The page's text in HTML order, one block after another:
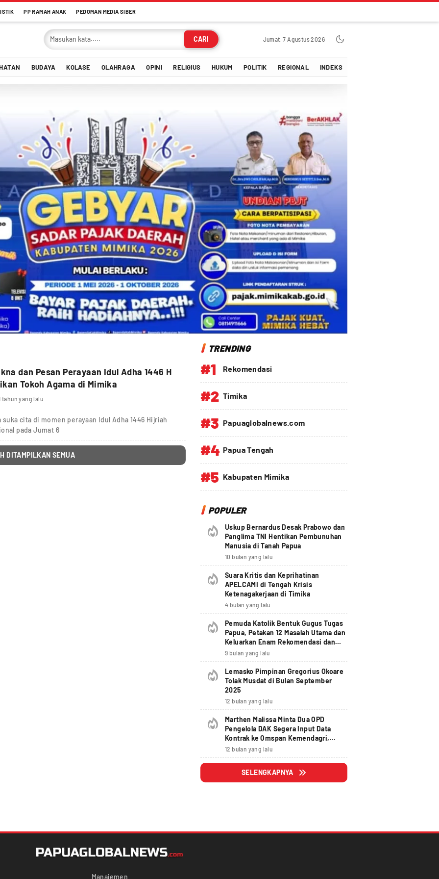
PP RAMAH ANAK PEDOMAN MEDIA SIBER
CARI Jumat, 7 Agustus 2026
BUDAYA KOLASE OLAHRAGA OPINI RELIGIUS HUKUM POLITIK REGIONAL INDEKS
dan Pesan Perayaan Idul Adha 1446 H
Tokoh Agama di Mimika
tahun yang lalu
cita di momen perayaan Idul Adha 1446 Hijriah
pada Jumat 6
DITAMPILKAN SEMUA
TRENDING
#1 Rekomendasi
#2 Timika
#3 Papuaglobalnews.com
#4 Papua Tengah
#5 Kabupaten Mimika
POPULER
Uskup Bernardus Desak Prabowo dan
Panglima TNI Hentikan Pembunuhan
Manusia di Tanah Papua
10 bulan yang lalu
Suara Kritis dan Keprihatinan
APELCAMI di Tengah Krisis
Ketenagakerjaan di Timika
4 bulan yang lalu
Pemuda Katolik Bentuk Gugus Tugas
Papua, Petakan 12 Masalah Utama dan
Keluarkan Enam Rekomendasi dan
Seruan Moral Nasional
9 bulan yang lalu
Lemasko Pimpinan Gregorius Okoare
Tolak Musdat di Bulan September
2025
12 bulan yang lalu
Marthen Malissa Minta Dua OPD
Pengelola DAK Segera Input Data
Kontrak ke Omspan Kemendagri,
Lewat Tanggal 29 Agustus 2025
Hangus
12 bulan yang lalu
SELENGKAPNYA
Manajemen